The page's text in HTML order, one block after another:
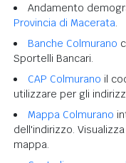
Andamento
Provincia di Macerata.
Banche Colmurano
Sportelli Bancari.
CAP Colmurano il
utilizzare per gli
Mappa Colmurano
dell'indirizzo.
mappa.